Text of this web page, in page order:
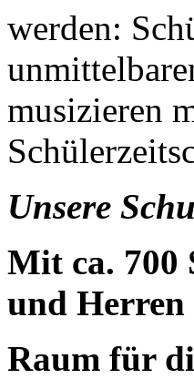
werden:
musizieren
Unsere
Mit ca. 700
und
Raum für